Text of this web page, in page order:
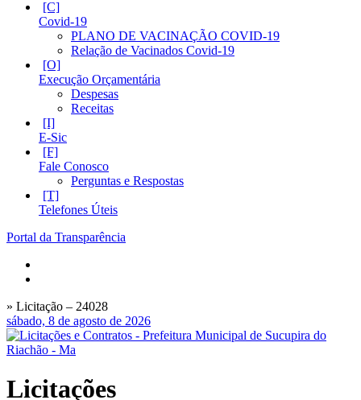
Covid-19
PLANO DE VACINAÇÃO COVID-19
Relação de Vacinados Covid-19
Execução Orçamentária
Despesas
Receitas
E-Sic
Fale Conosco
Perguntas e Respostas
Telefones Úteis
Portal da Transparência
» Licitação – 24028
sábado, 8 de agosto de 2026
Licitações